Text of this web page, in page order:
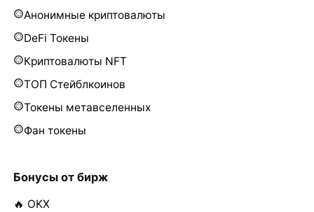
Анонимные криптовалюты
DeFi Токены
Криптовалюты NFT
ТОП Стейблкоинов
Токены метавселенных
Фан токены
Бонусы от бирж
🔥 OKX